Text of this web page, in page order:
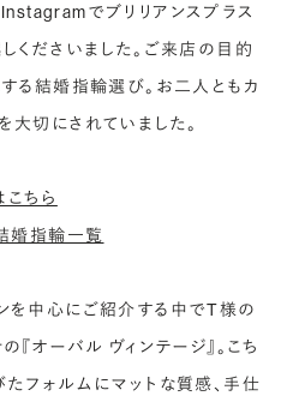
でブリリアンスプラス
くださいました。ご来店の目的
る結婚指輪選び。お二人ともカ
切にされていました。
ちら
婚指輪一覧
を中心にご紹介する中でT様の
『オーバル ヴィンテージ』。こち
フォルムにマットな質感、手仕